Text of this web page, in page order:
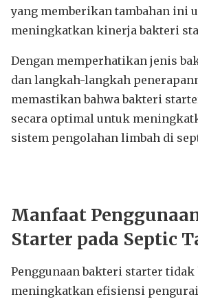
yang memberikan tambahan ini
meningkatkan kinerja bakteri
Dengan memperhatikan jenis
dan langkah-langkah
memastikan bahwa bakteri
secara optimal untuk
sistem pengolahan limbah di
Manfaat
Starter pada Septic
Penggunaan bakteri starter tidak
meningkatkan efisiensi